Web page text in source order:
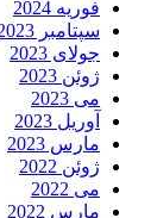
فوریه 2024
سپتامبر 2023
جولای 2023
ژوئن 2023
می 2023
آوریل 2023
مارس 2023
ژوئن 2022
می 2022
مارس 2022